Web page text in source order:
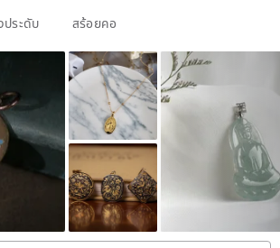
ประดับ สร้อยคอ